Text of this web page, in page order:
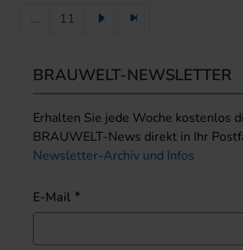
... 11
BRAUWELT-NEWSLETTER
Erhalten Sie jede Woche kostenlos
BRAUWELT-News direkt in Ihr
Newsletter-Archiv und Infos
E-Mail